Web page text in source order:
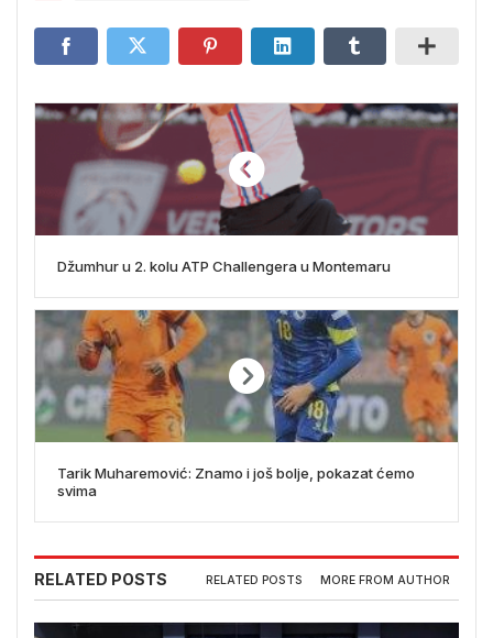
Džumhur u 2. kolu ATP Challengera u Montemaru
Tarik Muharemović: Znamo i još bolje, pokazat ćemo
svima
RELATED POSTS RELATED POSTS MORE FROM AUTHOR